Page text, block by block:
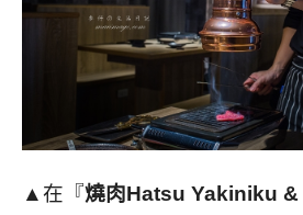
▲在『燒肉Hatsu Yakiniku &